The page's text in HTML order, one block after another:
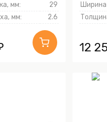
мм:
29
мм:
2.6
Ширина
12